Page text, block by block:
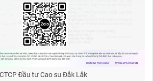
CTCP Đầu tư Cao su Đắk Lắk